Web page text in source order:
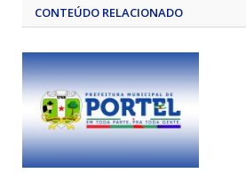
CONTEÚDO RELACIONADO